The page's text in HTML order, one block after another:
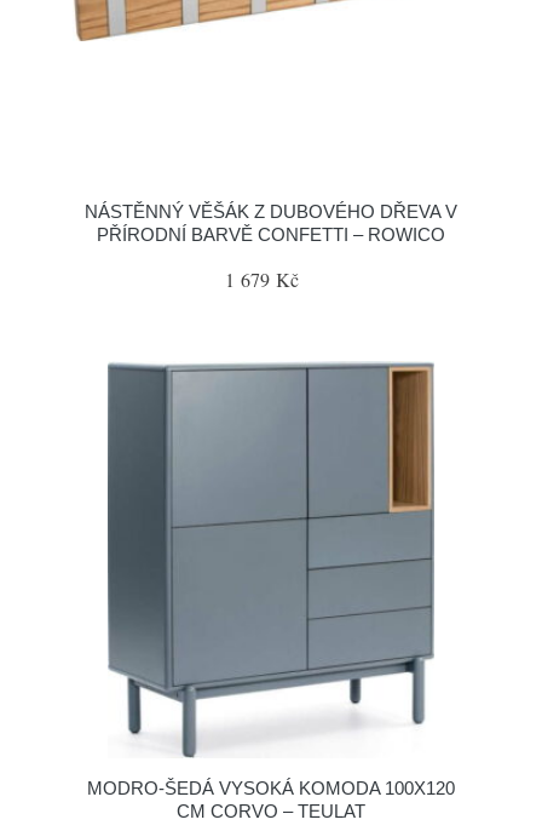
NÁSTĚNNÝ VĚŠÁK Z DUBOVÉHO DŘEVA V
PŘÍRODNÍ BARVĚ CONFETTI – ROWICO
1 679 Kč
MODRO-ŠEDÁ VYSOKÁ KOMODA 100X120
CM CORVO – TEULAT